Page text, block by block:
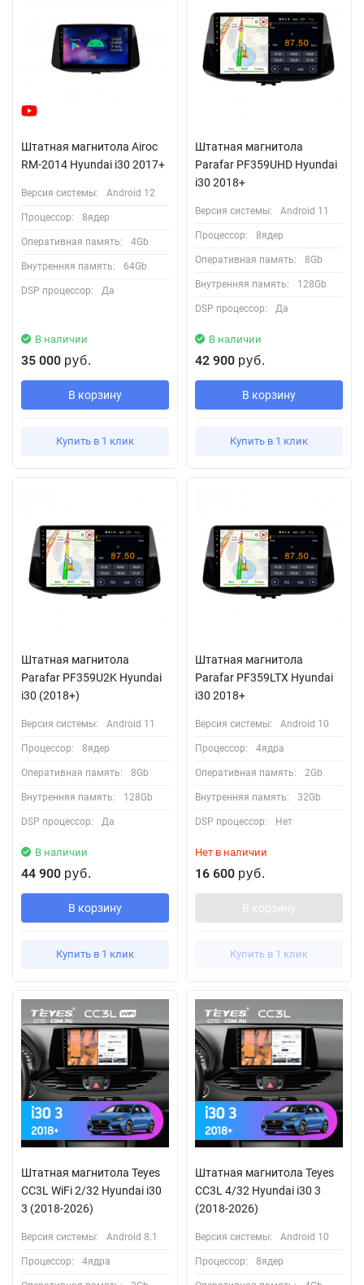
Штатная магнитола Airoc
RM-2014 Hyundai i30 2017+
Версия системы: Android 12
Процессор: 8ядер
Оперативная память: 4Gb
Внутренняя память: 64Gb
DSP процессор: Да
В наличии
35 000 руб.
В корзину
Купить в 1 клик
Штатная магнитола
Parafar PF359UHD Hyundai
i30 2018+
Версия системы: Android 11
Процессор: 8ядер
Оперативная память: 8Gb
Внутренняя память: 128Gb
DSP процессор: Да
В наличии
42 900 руб.
В корзину
Купить в 1 клик
Штатная магнитола
Parafar PF359U2K Hyundai
i30 (2018+)
Версия системы: Android 11
Процессор: 8ядер
Оперативная память: 8Gb
Внутренняя память: 128Gb
DSP процессор: Да
В наличии
44 900 руб.
В корзину
Купить в 1 клик
Штатная магнитола
Parafar PF359LTX Hyundai
i30 2018+
Версия системы: Android 10
Процессор: 4ядра
Оперативная память: 2Gb
Внутренняя память: 32Gb
DSP процессор: Нет
Нет в наличии
16 600 руб.
В корзину
Купить в 1 клик
Штатная магнитола Teyes
CC3L WiFi 2/32 Hyundai i30
3 (2018-2026)
Версия системы: Android 8.1
Процессор: 4ядра
Штатная магнитола Teyes
CC3L 4/32 Hyundai i30 3
(2018-2026)
Версия системы: Android 10
Процессор: 8ядер